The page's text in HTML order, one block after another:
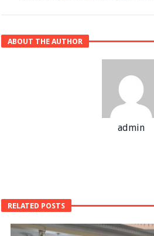
ABOUT THE AUTHOR
admin
RELATED POSTS